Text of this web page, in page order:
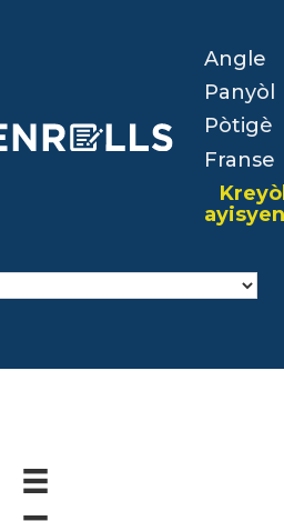
Angle
Panyòl
Pòtigè
Franse